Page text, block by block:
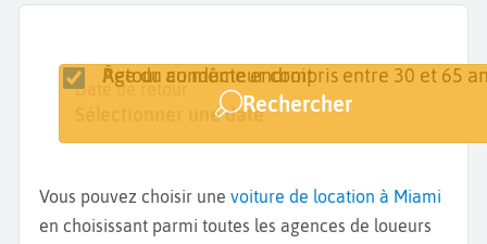
Lieu de retrait
Date de retrait
Sélectionner une date
Date de retour
Sélectionner une date
Retour au même endroit
Âge du conducteur compris entre 30 et 65
Rechercher
Vous pouvez choisir une voiture de location à Miami
en choisissant parmi toutes les agences de loueurs